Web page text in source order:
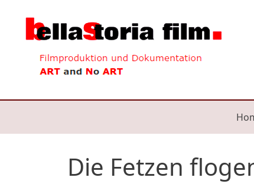
Die Fetzen